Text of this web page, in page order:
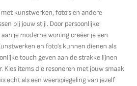
kunstwerken, foto’s en andere
bij jouw stijl. Door persoonlijke
je moderne woning creëer je een
en foto’s kunnen dienen als
touch geven aan de strakke lijnen
Kies items die resoneren met jouw smaak
echt als een weerspiegeling van jezelf